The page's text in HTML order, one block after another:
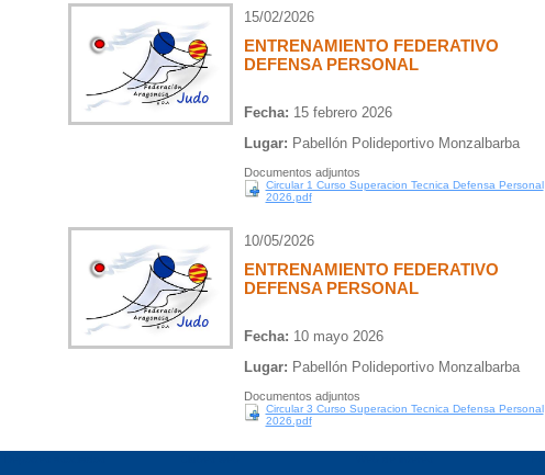
15/02/2026
ENTRENAMIENTO FEDERATIVO
DEFENSA PERSONAL
Fecha: 15 febrero 2026
Lugar: Pabellón Polideportivo Monzalbarba
Documentos adjuntos
Circular 1 Curso Superacion Tecnica Defensa Personal
2026.pdf
10/05/2026
ENTRENAMIENTO FEDERATIVO
DEFENSA PERSONAL
Fecha: 10 mayo 2026
Lugar: Pabellón Polideportivo Monzalbarba
Documentos adjuntos
Circular 3 Curso Superacion Tecnica Defensa Personal
2026.pdf